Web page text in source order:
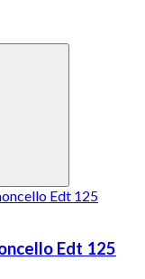
Edt 125